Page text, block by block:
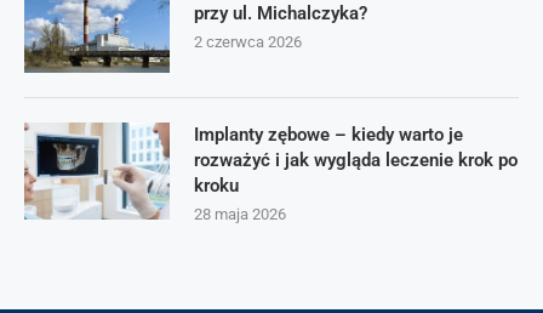
przy ul. Michalczyka?
2 czerwca 2026
Implanty zębowe – kiedy warto je
rozważyć i jak wygląda leczenie krok po
kroku
28 maja 2026